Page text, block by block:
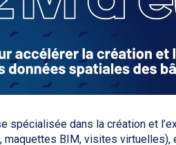
spécialisée dans la création et
maquettes BIM, visites